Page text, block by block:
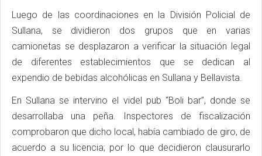
Luego de las coordinaciones en la División Policial de
Sullana, se dividieron dos grupos que en varias
camionetas se desplazaron a verificar la situación legal
de diferentes establecimientos que se dedican al
expendio de bebidas alcohólicas en Sullana y Bellavista.
En Sullana se intervino el videl pub “Boli bar”, donde se
desarrollaba una peña. Inspectores de fiscalización
comprobaron que dicho local, había cambiado de giro, de
acuerdo a su licencia; por lo que decidieron clausurarlo